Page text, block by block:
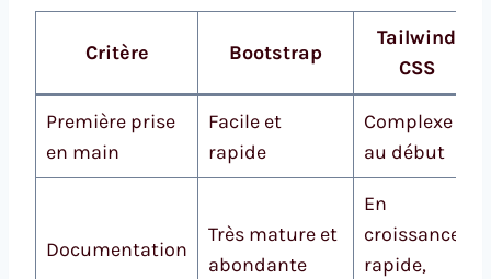
Critère Bootstrap
Tailwind
CSS
Première prise
en main
Facile et
rapide
Complexe
au début
Documentation
Très mature et
abondante
En
croissance
rapide,